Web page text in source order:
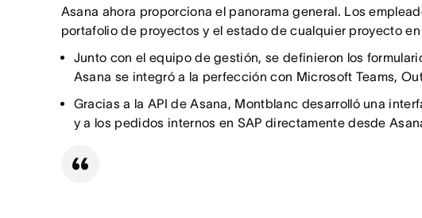
Asana ahora proporciona el panorama general. Los
portafolio de proyectos y el estado de cualquier proyecto
Junto con el equipo de gestión, se definieron los
Asana se integró a la perfección con Microsoft Teams,
Gracias a la API de Asana, Montblanc desarrolló una
y a los pedidos internos en SAP directamente desde